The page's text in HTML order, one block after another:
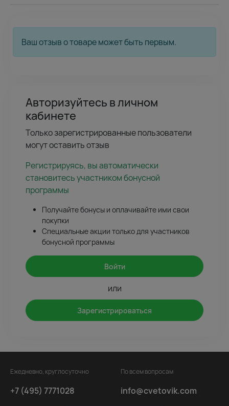
Ваш отзыв о товаре может быть первым.
Авторизуйтесь в личном
кабинете
Только зарегистрированные пользователи
могут оставить отзыв
Регистрируясь, вы автоматически
становитесь участником бонусной
программы
Получайте бонусы и оплачивайте ими свои
покупки
Специальные акции только для участников
бонусной программы
Войти
или
Зарегистрироваться
Ежедневно, круглосуточно
+7 (495) 7771028
По всем вопросам
info@cvetovik.com